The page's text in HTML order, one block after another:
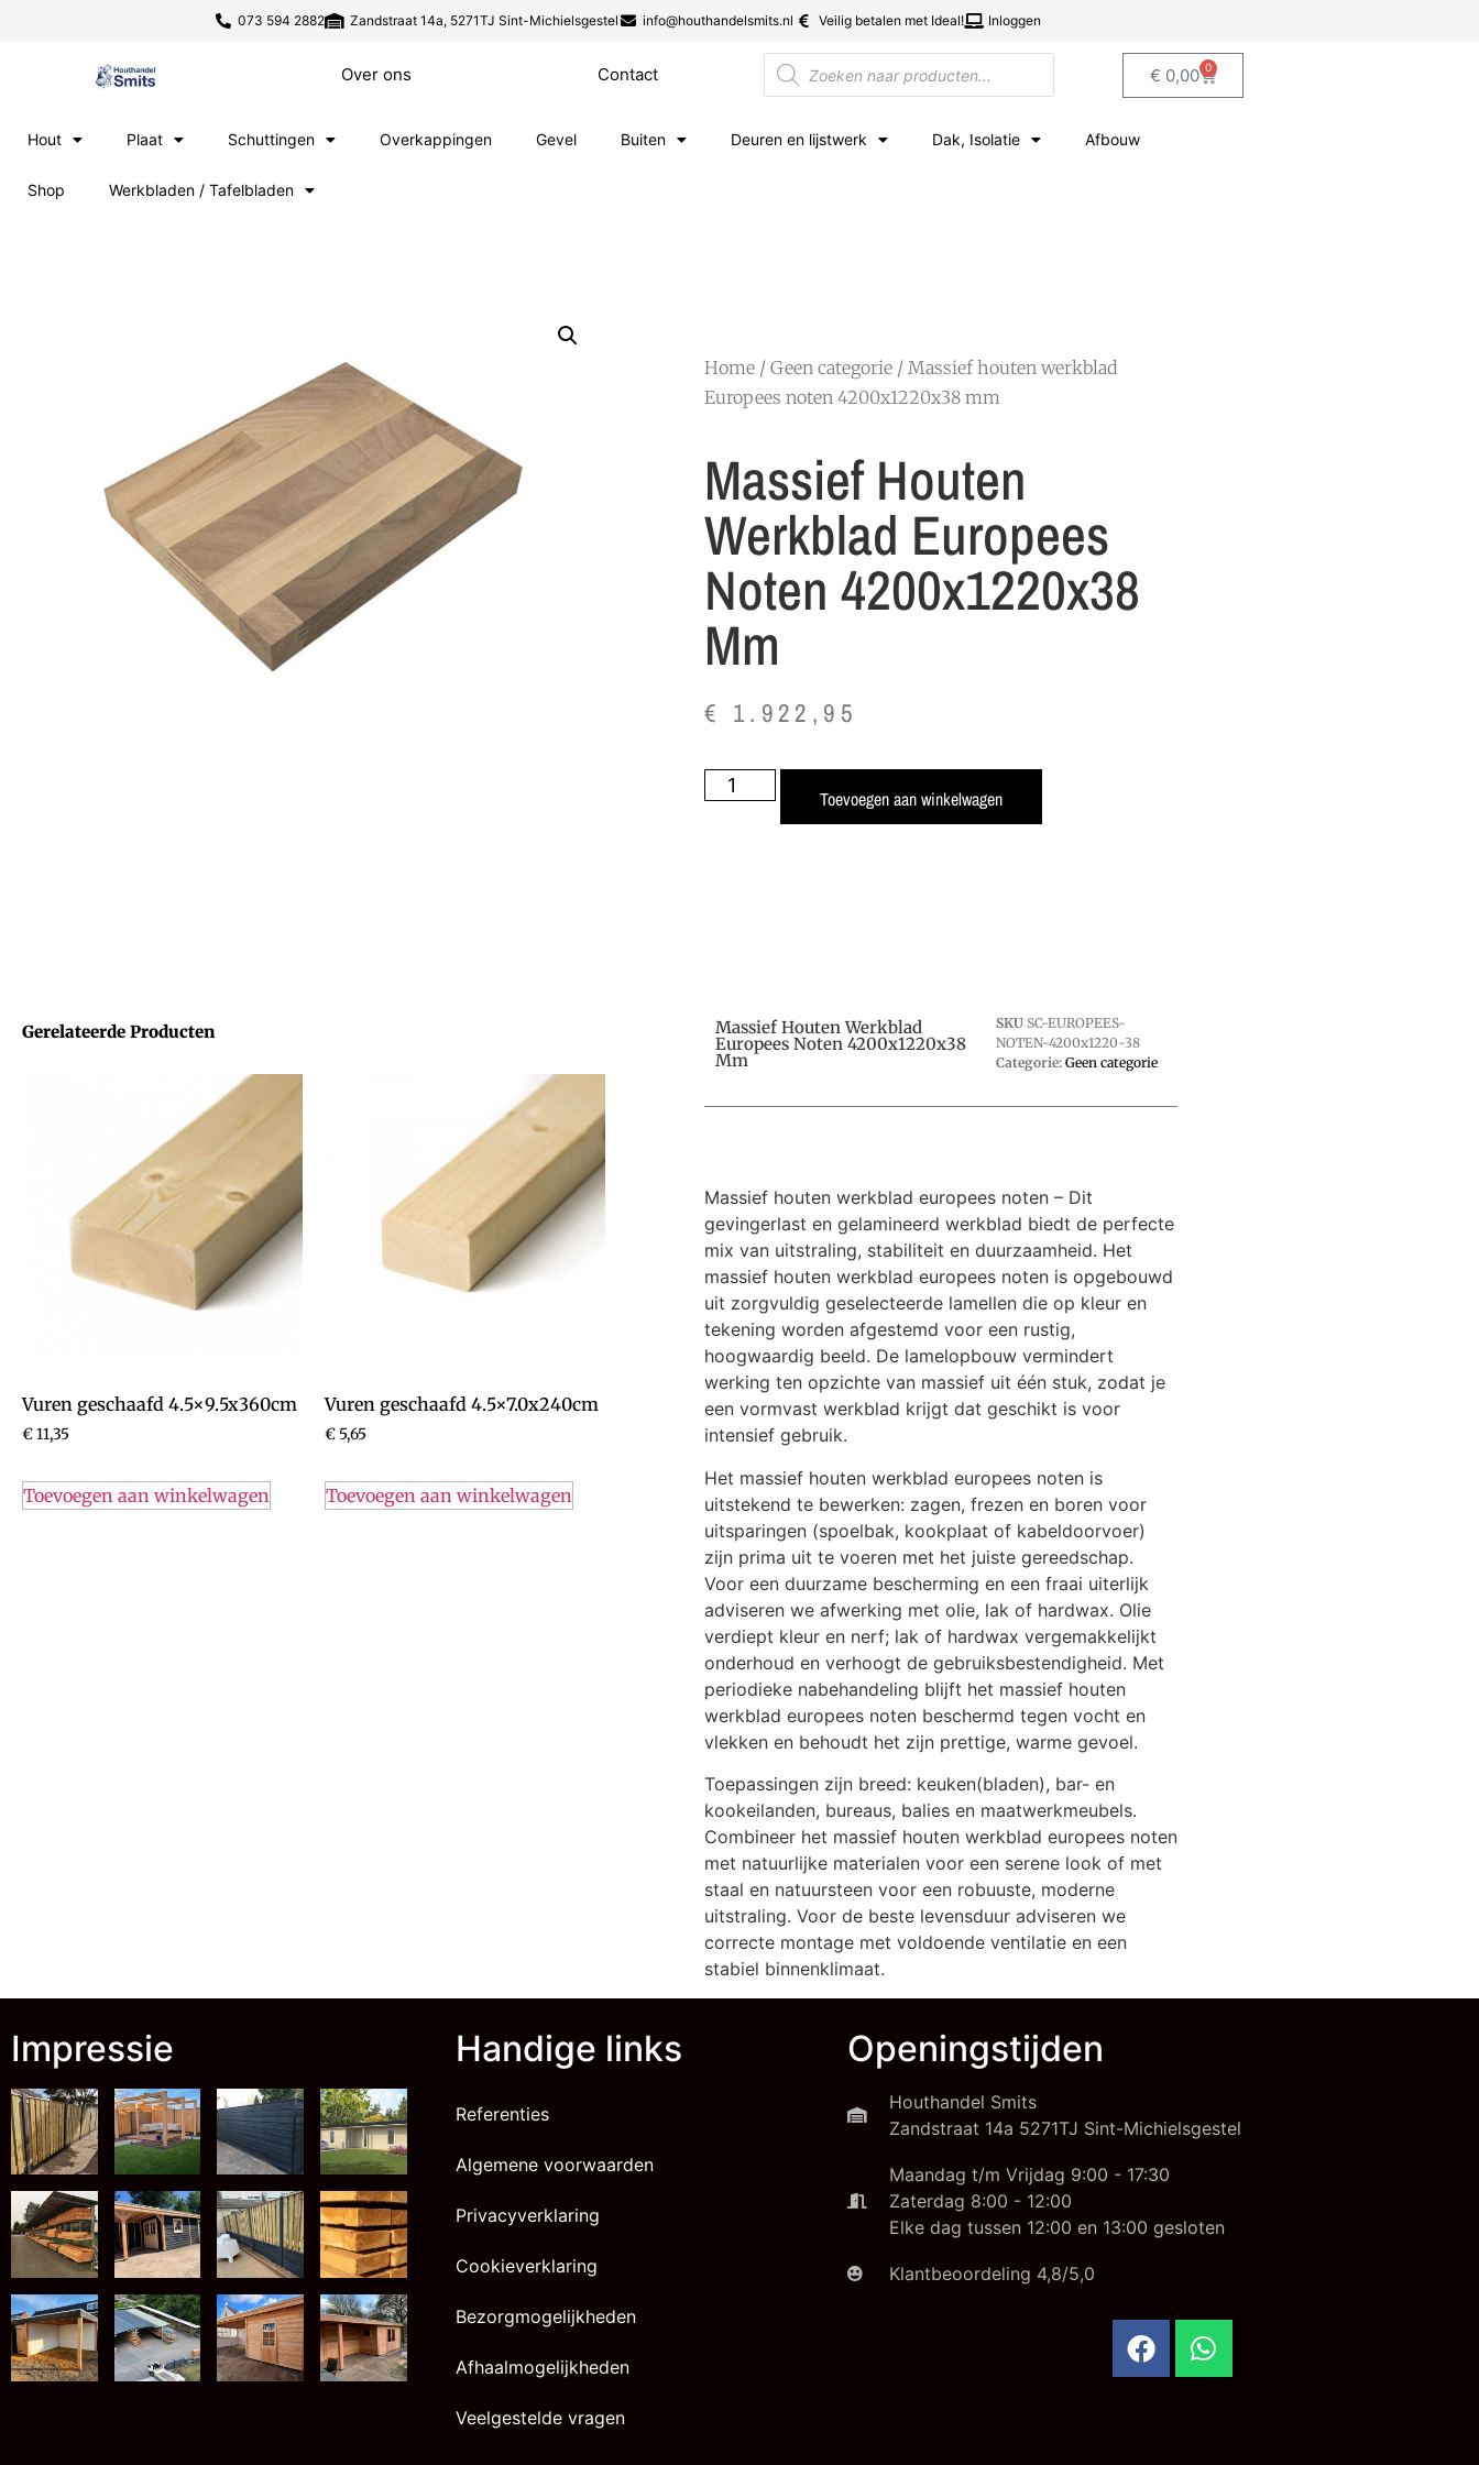
073 594 2882 Zandstraat 14a, 5271TJ Sint-Michielsgestel info@houthandelsmits.nl Veilig betalen met Ideal! Inloggen
Over ons Contact € 0,00 0
Hout Plaat Schuttingen Overkappingen Gevel Buiten Deuren en lijstwerk Dak, Isolatie Afbouw
Shop Werkbladen / Tafelbladen
Home / Geen categorie / Massief houten werkblad
Europees noten 4200x1220x38 mm
Massief Houten
Werkblad Europees
Noten 4200x1220x38
Mm
€ 1.922,95
Toevoegen aan winkelwagen
Gerelateerde Producten
Vuren geschaafd 4.5×9.5x360cm
€11,35
Toevoegen aan winkelwagen
Vuren geschaafd 4.5×7.0x240cm
€ 5,65
Toevoegen aan winkelwagen
Massief Houten Werkblad
Europees Noten 4200x1220x38
Mm
SKU SC-EUROPEES-
NOTEN-4200x1220-38
Categorie: Geen categorie
Massief houten werkblad europees noten – Dit
gevingerlast en gelamineerd werkblad biedt de perfecte
mix van uitstraling, stabiliteit en duurzaamheid. Het
massief houten werkblad europees noten is opgebouwd
uit zorgvuldig geselecteerde lamellen die op kleur en
tekening worden afgestemd voor een rustig,
hoogwaardig beeld. De lamelopbouw vermindert
werking ten opzichte van massief uit één stuk, zodat je
een vormvast werkblad krijgt dat geschikt is voor
intensief gebruik.
Het massief houten werkblad europees noten is
uitstekend te bewerken: zagen, frezen en boren voor
uitsparingen (spoelbak, kookplaat of kabeldoorvoer)
zijn prima uit te voeren met het juiste gereedschap.
Voor een duurzame bescherming en een fraai uiterlijk
adviseren we afwerking met olie, lak of hardwax. Olie
verdiept kleur en nerf; lak of hardwax vergemakkelijkt
onderhoud en verhoogt de gebruiksbestendigheid. Met
periodieke nabehandeling blijft het massief houten
werkblad europees noten beschermd tegen vocht en
vlekken en behoudt het zijn prettige, warme gevoel.
Toepassingen zijn breed: keuken(bladen), bar- en
kookeilanden, bureaus, balies en maatwerkmeubels.
Combineer het massief houten werkblad europees noten
met natuurlijke materialen voor een serene look of met
staal en natuursteen voor een robuuste, moderne
uitstraling. Voor de beste levensduur adviseren we
correcte montage met voldoende ventilatie en een
stabiel binnenklimaat.
Impressie Handige links
Referenties
Algemene voorwaarden
Privacyverklaring
Cookieverklaring
Bezorgmogelijkheden
Afhaalmogelijkheden
Veelgestelde vragen
Openingstijden
Houthandel Smits
Zandstraat 14a 5271TJ Sint-Michielsgestel
Maandag t/m Vrijdag 9:00 - 17:30
Zaterdag 8:00 - 12:00
Elke dag tussen 12:00 en 13:00 gesloten
Klantbeoordeling 4,8/5,0